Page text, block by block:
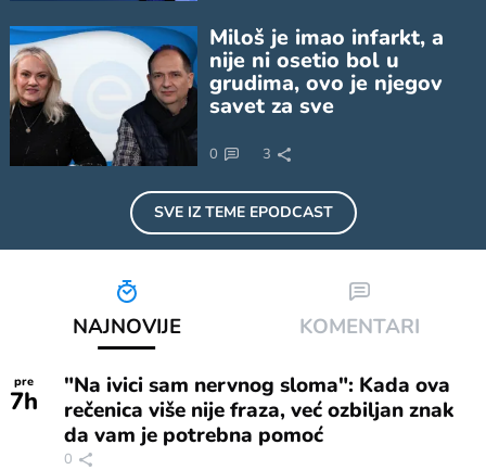
Miloš je imao infarkt, a
nije ni osetio bol u
grudima, ovo je njegov
savet za sve
0 3
SVE IZ TEME EPODCAST
NAJNOVIJE KOMENTARI
pre
7h
"Na ivici sam nervnog sloma": Kada ova
rečenica više nije fraza, već ozbiljan znak
da vam je potrebna pomoć
0